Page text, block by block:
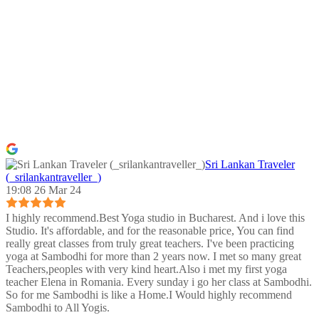
Sri Lankan Traveler
(_srilankantraveller_)
19:08 26 Mar 24
I highly recommend.Best Yoga studio in Bucharest. And i love this
Studio. It's affordable, and for the reasonable price, You can find
really great classes from truly great teachers. I've been practicing
yoga at Sambodhi for more than 2 years now. I met so many great
Teachers,peoples with very kind heart.Also i met my first yoga
teacher Elena in Romania. Every sunday i go her class at Sambodhi.
So for me Sambodhi is like a Home.I Would highly recommend
Sambodhi to All Yogis.